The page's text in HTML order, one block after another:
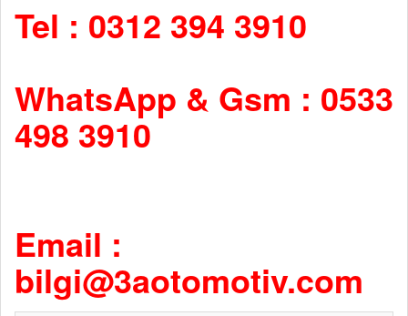
Tel : 0312 394 3910
WhatsApp & Gsm : 0533
498 3910
Email :
bilgi@3aotomotiv.com